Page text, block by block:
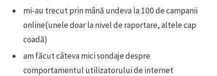
mi-au trecut prin mână undeva la 100 de campanii
online(unele doar la nivel de raportare, altele cap
coadă)
am făcut câteva mici sondaje despre
comportamentul utilizatorului de internet